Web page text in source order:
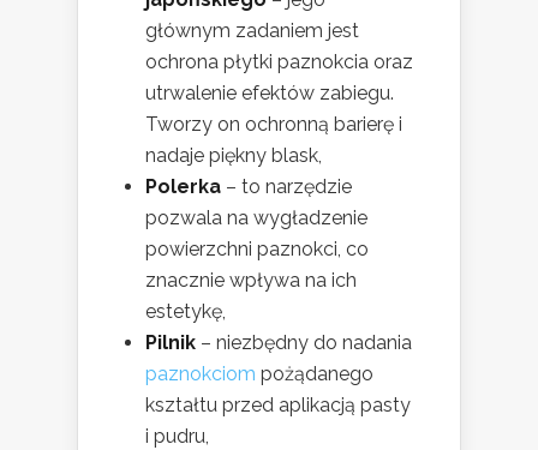
głównym zadaniem jest
ochrona płytki paznokcia oraz
utrwalenie efektów zabiegu.
Tworzy on ochronną barierę i
nadaje piękny blask,
Polerka – to narzędzie
pozwala na wygładzenie
powierzchni paznokci, co
znacznie wpływa na ich
estetykę,
Pilnik – niezbędny do nadania
paznokciom pożądanego
kształtu przed aplikacją pasty
i pudru,